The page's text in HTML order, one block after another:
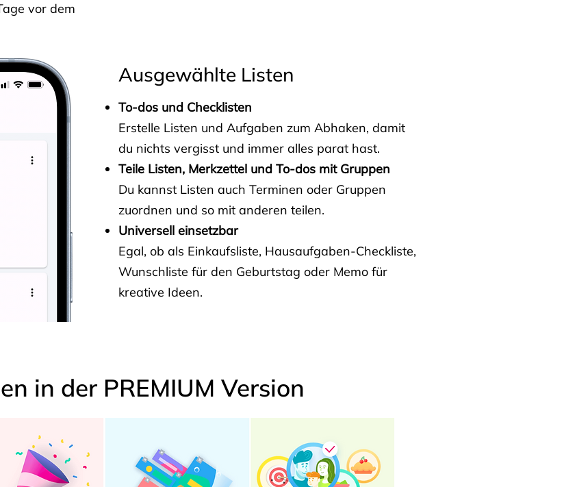
vor dem
Ausgewählte Listen
To-dos und Checklisten
Erstelle Listen und Aufgaben zum Abhaken, damit
du nichts vergisst und immer alles parat hast.
Teile Listen, Merkzettel und To-dos mit Gruppen
Du kannst Listen auch Terminen oder Gruppen
zuordnen und so mit anderen teilen.
Universell einsetzbar
Egal, ob als Einkaufsliste, Hausaufgaben-Checkliste,
Wunschliste für den Geburtstag oder Memo für
kreative Ideen.
in der PREMIUM Version